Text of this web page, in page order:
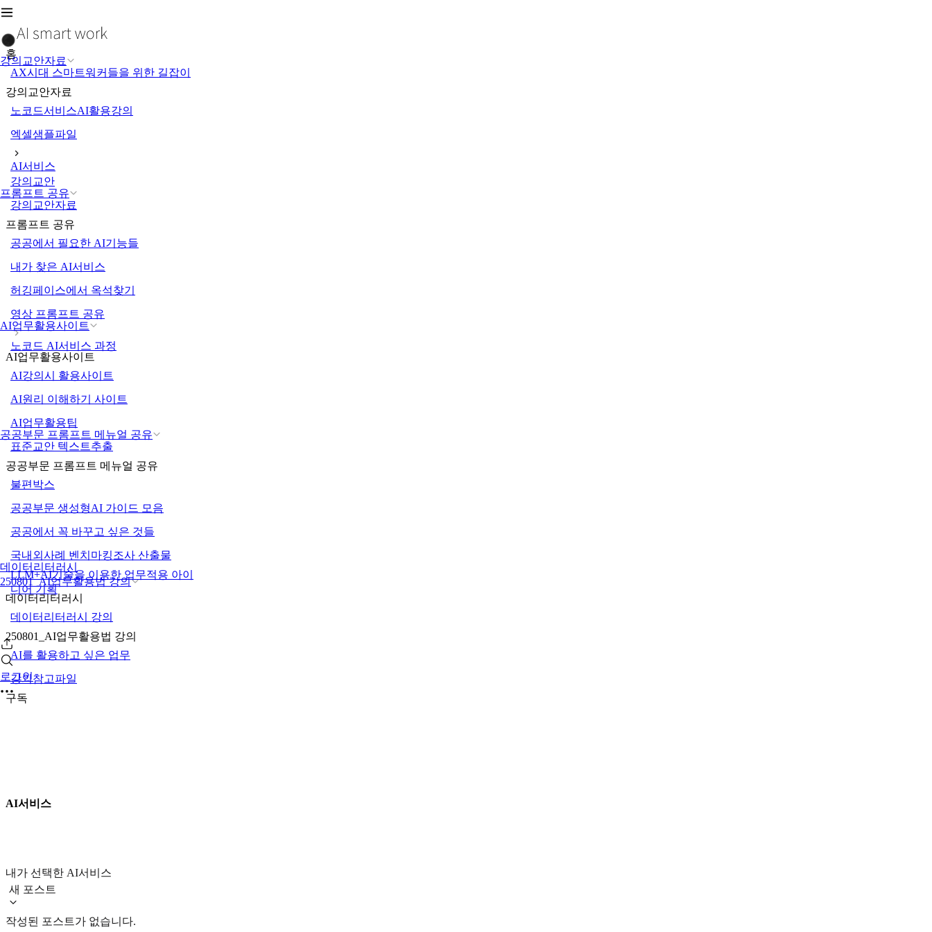
강의교안자료
프롬프트 공유
AI업무활용사이트
공공부문 프롬프트 메뉴얼 공유
데이터리터러시
250801_AI업무활용법 강의
로그인
홈
AX시대 스마트워커들을 위한 길잡이
강의교안자료
노코드서비스AI활용강의
엑셀샘플파일
AI서비스
강의교안
강의교안자료
프롬프트 공유
공공에서 필요한 AI기능들
내가 찾은 AI서비스
허깅페이스에서 옥석찾기
영상 프롬프트 공유
노코드 AI서비스 과정
AI업무활용사이트
AI강의시 활용사이트
AI원리 이해하기 사이트
AI업무활용팁
표준교안 텍스트추출
공공부문 프롬프트 메뉴얼 공유
불편박스
공공부문 생성형AI 가이드 모음
공공에서 꼭 바꾸고 싶은 것들
국내외사례 벤치마킹조사 산출물
LLM+AI기술을 이용한 업무적용 아이
디어 기획
데이터리터러시
데이터리터러시 강의
250801_AI업무활용법 강의
AI를 활용하고 싶은 업무
강의참고파일
구독
AI서비스
내가 선택한 AI서비스
새 포스트
작성된 포스트가 없습니다.